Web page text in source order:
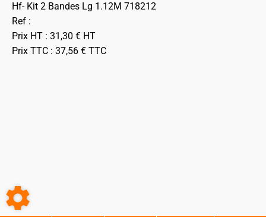
Hf- Kit 2 Bandes Lg 1.12M 718212
Ref :
Prix HT : 31,30 € HT
Prix TTC : 37,56 € TTC